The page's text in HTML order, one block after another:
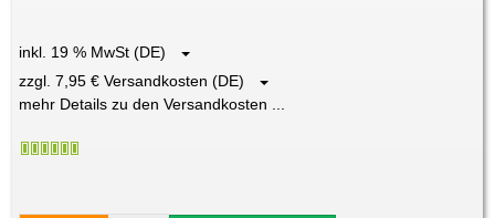
inkl. 19 % MwSt (DE)
zzgl. 7,95 € Versandkosten (DE)
mehr Details zu den Versandkosten ...